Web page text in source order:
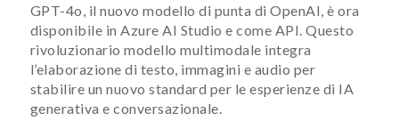
GPT-4o, il nuovo modello di punta di OpenAI, è ora
disponibile in Azure AI Studio e come API. Questo
rivoluzionario modello multimodale integra
l’elaborazione di testo, immagini e audio per
stabilire un nuovo standard per le esperienze di IA
generativa e conversazionale.